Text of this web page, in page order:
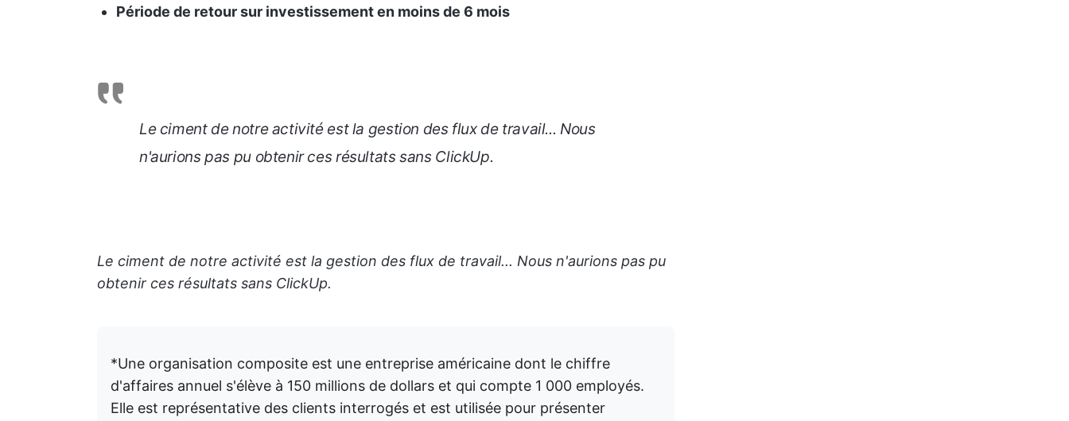
Période de retour sur investissement en moins de 6 mois
Le ciment de notre activité est la gestion des flux de travail... Nous
n'aurions pas pu obtenir ces résultats sans ClickUp.
Le ciment de notre activité est la gestion des flux de travail... Nous n'aurions pas pu
obtenir ces résultats sans ClickUp.
*Une organisation composite est une entreprise américaine dont le chiffre
d'affaires annuel s'élève à 150 millions de dollars et qui compte 1 000 employés.
Elle est représentative des clients interrogés et est utilisée pour présenter